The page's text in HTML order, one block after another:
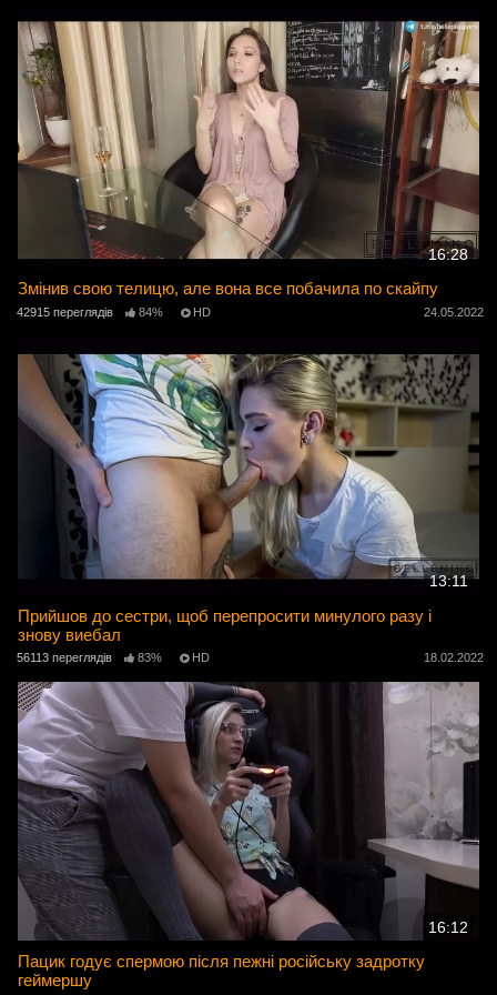
16:28
Змінив свою телицю, але вона все побачила по скайпу
42915 переглядів 84% HD 24.05.2022
13:11
Прийшов до сестри, щоб перепросити минулого разу і
знову виебал
56113 переглядів 83% HD 18.02.2022
16:12
Пацик годує спермою після пежні російську задротку
геймершу